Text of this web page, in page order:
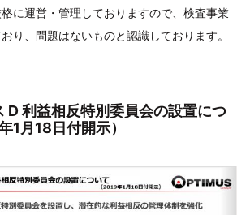
に運営・管理しておりますので、検査事業
り、問題はないものと認識しております。
D 利益相反特別委員会の設置につ
1月18日付開示）